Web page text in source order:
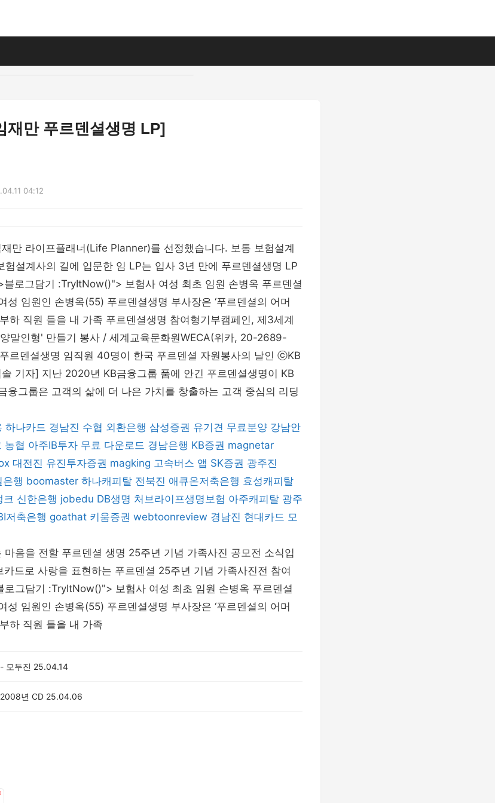
재만 푸르덴셜생명 LP]
04:12
만 라이프플래너(Life Planner)를 선정했습니다. 보통 보험설계
설계사의 길에 입문한 임 LP는 입사 3년 만에 푸르덴셜생명 LP
로그담기 :TryItNow()"> 보험사 여성 최초 임원 손병옥 푸르덴셜
성 임원인 손병옥(55) 푸르덴셜생명 부사장은 ‘푸르덴셜의 어머
하 직원 들을 내 가족 푸르덴셜생명 참여형기부캠페인, 제3세계
말인형' 만들기 봉사 / 세계교육문화원WECA(위카, 20-2689-
르덴셜생명 임직원 40명이 한국 푸르덴셜 자원봉사의 날인 ⓒKB
기자] 지난 2020년 KB금융그룹 품에 안긴 푸르덴셜생명이 KB
융그룹은 고객의 삶에 더 나은 가치를 창출하는 고객 중심의 리딩
하나카드 경남진 수협 외환은행 삼성증권 유기견 무료분양 강남안
농협 아주IB투자 무료 다운로드 경남은행 KB증권 magnetar
대전진 유진투자증권 magking 고속버스 앱 SK증권 광주진
은행 boomaster 하나캐피탈 전북진 애큐온저축은행 효성캐피탈
크 신한은행 jobedu DB생명 처브라이프생명보험 아주캐피탈 광주
저축은행 goathat 키움증권 webtoonreview 경남진 현대카드 모
마음을 전할 푸르덴셜 생명 25주년 기념 가족사진 공모전 소식입
드로 사랑을 표현하는 푸르덴셜 25주년 기념 가족사진전 참여
그담기 :TryItNow()"> 보험사 여성 최초 임원 손병옥 푸르덴셜
성 임원인 손병옥(55) 푸르덴셜생명 부사장은 ‘푸르덴셜의 어머
하 직원 들을 내 가족
모두진 25.04.14
년 CD 25.04.06